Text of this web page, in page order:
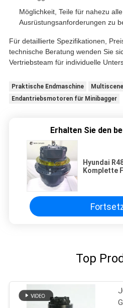
Möglichkeit, Teile für nahezu
Ausrüstungsanforderungen zu
Für detaillierte Spezifikationen,
technische Beratung wenden Sie
Vertriebsteam für individuelle
Praktische Endmaschine
Endantriebsmotoren für Minibagger
Erhalten Sie den
Hyundai
Komplette
Top